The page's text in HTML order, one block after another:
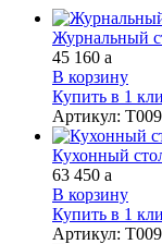
Журнальный
45 160 a
В корзину
Купить в 1
Артикул:
Кухонный
63 450 a
В корзину
Купить в 1
Артикул: